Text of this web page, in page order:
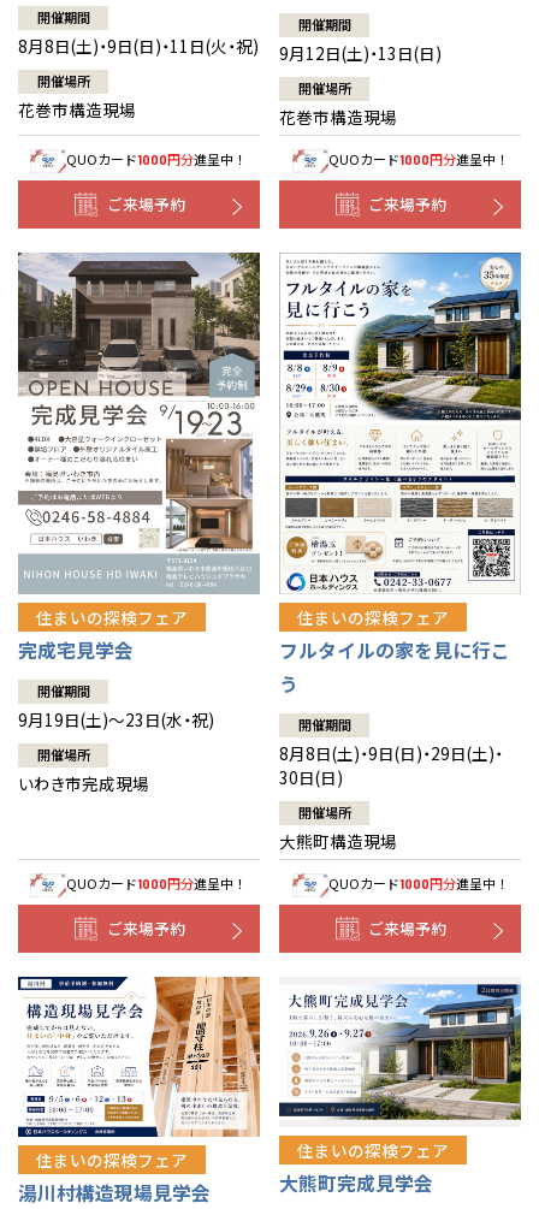
開催期間
8月8日(土)・9日(日)・11日(火・祝)
開催場所
花巻市構造現場
QUOカード1000円分進呈中！
ご来場予約
開催期間
9月12日(土)・13日(日)
開催場所
花巻市構造現場
QUOカード1000円分進呈中！
ご来場予約
住まいの探検フェア
完成宅見学会
開催期間
9月19日(土)～23日(水・祝)
開催場所
いわき市完成現場
QUOカード1000円分進呈中！
ご来場予約
住まいの探検フェア
フルタイルの家を見に行こ
う
開催期間
8月8日(土)・9日(日)・29日(土)・
30日(日)
開催場所
大熊町構造現場
QUOカード1000円分進呈中！
ご来場予約
住まいの探検フェア
湯川村構造現場見学会
住まいの探検フェア
大熊町完成見学会